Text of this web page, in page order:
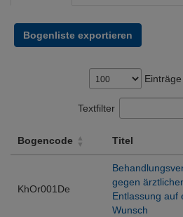
Bogenliste exportieren
Textfilter
Bogencode Titel
Titel
KhOr001De
gegen
Entlassung auf
Wunsch